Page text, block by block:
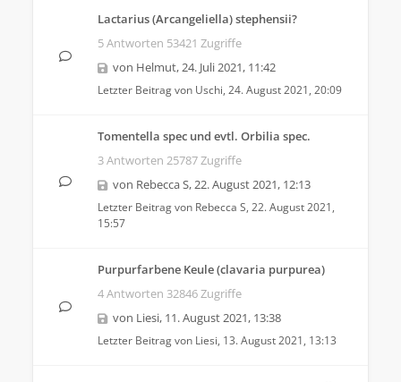
Lactarius (Arcangeliella) stephensii?
5 Antworten 53421 Zugriffe
von Helmut,24. Juli 2021, 11:42
Letzter Beitrag von Uschi, 24. August 2021, 20:09
Tomentella spec und evtl. Orbilia spec.
3 Antworten 25787 Zugriffe
von Rebecca S,22. August 2021, 12:13
Letzter Beitrag von Rebecca S, 22. August 2021,
15:57
Purpurfarbene Keule (clavaria purpurea)
4 Antworten 32846 Zugriffe
von Liesi, 11. August 2021, 13:38
Letzter Beitrag von Liesi, 13. August 2021, 13:13